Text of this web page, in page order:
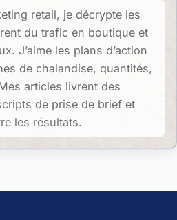
retail, je décrypte les
du trafic en boutique et
J’aime les plans d’action
de chalandise, quantités,
articles livrent des
de prise de brief et
les résultats.